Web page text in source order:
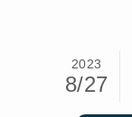
2023
8/27